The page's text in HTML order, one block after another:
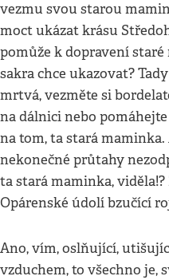
vezmu svou starou
moct ukázat krásu
pomůže k dopravení
sakra chce ukazovat?
mrtvá, vezměte si
na dálnici nebo
na tom, ta stará
nekonečné průtahy
ta stará maminka,
Opárenské údolí bzučící
Ano, vím, oslňující,
vzduchem, to všechno je,